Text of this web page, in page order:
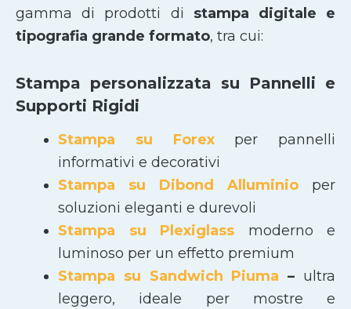
gamma di prodotti di stampa digitale e
tipografia grande formato, tra cui:
Stampa personalizzata su Pannelli e
Supporti Rigidi
Stampa su Forexper pannelli
informativi e decorativi
Stampa su Dibond Alluminio per
soluzioni eleganti e durevoli
Stampa su Plexiglass moderno e
luminoso per un effetto premium
Stampa su Sandwich Piuma – ultra
leggero, ideale per mostre e